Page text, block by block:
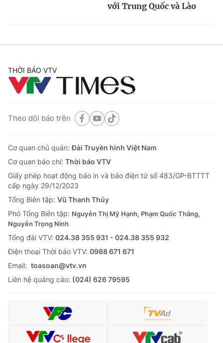
với Trung Quốc và Lào
THỜI BÁO VTV
Theo dõi báo trên
Cơ quan chủ quản:Đài Truyền hình Việt Nam
Cơ quan báo chí: Thời báo VTV
Giấy phép hoạt động báo in và báo điện tử số 483/GP-BTTTT
cấp ngày 29/12/2023
Tổng Biên tập: Vũ Thanh Thủy
Phó Tổng Biên tập: Nguyễn Thị Mỹ Hạnh, Phạm Quốc Thắng,
Nguyễn Trọng Ninh
Tổng đài VTV: 024.38 355 931 - 024.38 355 932
Ðiện thoại Thời báo VTV: 0988 671 671
Email: toasoan@vtv.vn
Liên hệ quảng cáo: (024) 626 79595